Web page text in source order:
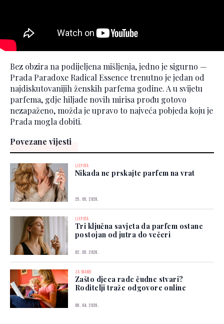
Bez obzira na podijeljena mišljenja, jedno je sigurno —
Prada Paradoxe Radical Essence trenutno je jedan od
najdiskutovanijih ženskih parfema godine. A u svijetu
parfema, gdje hiljade novih mirisa prođu gotovo
nezapaženo, možda je upravo to najveća pobjeda koju je
Prada mogla dobiti.
Povezane vijesti
LJEPOTA
Nikada ne prskajte parfem na vrat
25. 05. 2026.
LJEPOTA
Tri ključna savjeta da parfem ostane
postojan od jutra do večeri
02. 05. 2026.
ZA MAME
Zašto djeca rade čudne stvari?
Roditelji traže odgovore online
06. 04. 2026.